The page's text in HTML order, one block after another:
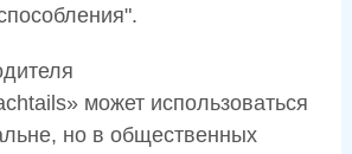
может использоваться
но в общественных